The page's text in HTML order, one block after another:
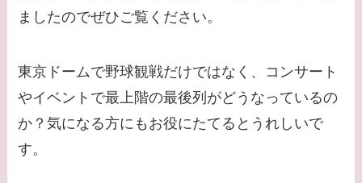
ましたのでぜひご覧ください。
東京ドームで野球観戦だけではなく、コンサート
やイベントで最上階の最後列がどうなっているの
か？気になる方にもお役にたてるとうれしいで
す。